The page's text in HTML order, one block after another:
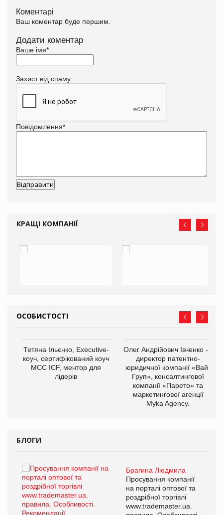
Коментарі
Ваш коментар буде першим.
Додати коментар
Ваше імя*
Захист від спаму
Повідомлення*
КРАЩІ КОМПАНІЇ
ОСОБИСТОСТІ
Тетяна Ільєнко, Executive-
коуч, сертифікований коуч
МСС ICF, ментор для
лідерів
Олег Андрійович Івченко —
директор патентно-
юридичної компанії «Вайз
Груп», консалтингової
компанії «Парето» та
маркетингової агенції
Myka Agency.
БЛОГИ
Брагина Людмила
Просування компанії
на порталі оптової та
роздрібної торгівлі
www.trademaster.ua.